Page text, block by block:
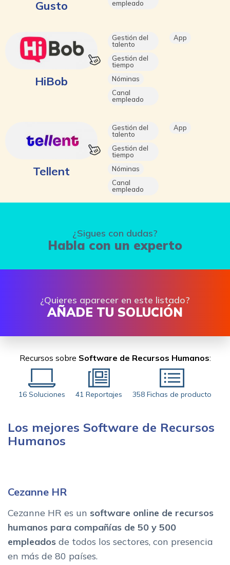
Gusto
empleado
HiBob
Gestión del
talento
Gestión del
tiempo
Nóminas
Canal
empleado
App
Tellent
Gestión del
talento
Gestión del
tiempo
Nóminas
Canal
empleado
App
¿Sigues con dudas?
Habla con un experto
¿Quieres aparecer en este listado?
AÑADE TU SOLUCIÓN
Recursos sobre Software de Recursos Humanos:
16 Soluciones 41 Reportajes 358 Fichas de producto
Los mejores Software de Recursos
Humanos
Cezanne HR
Cezanne HR es un software online de recursos
humanos para compañías de 50 y 500
empleados de todos los sectores, con presencia
en más de 80 países.